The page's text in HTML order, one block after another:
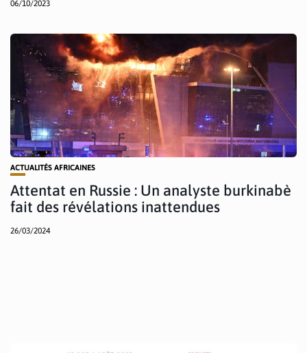
06/10/2023
ACTUALITÉS AFRICAINES
Attentat en Russie : Un analyste burkinabè
fait des révélations inattendues
26/03/2024